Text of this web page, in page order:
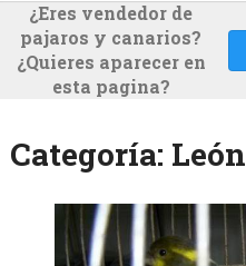
¿Eres vendedor de
pajaros y canarios?
¿Quieres aparecer en
esta pagina?
Categoría: León